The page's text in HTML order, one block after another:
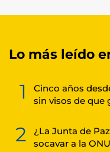
Lo más leído
1
Cinco años
sin visos de que
2
¿La Junta de
socavar a la